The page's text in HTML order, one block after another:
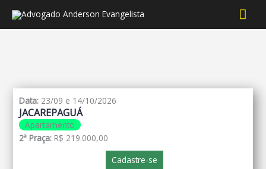
Data: 23/09 e 14/10/2026
JACAREPAGUÁ
Apartamento
2ª Praça: R$ 219.000,00
Cadastre-se